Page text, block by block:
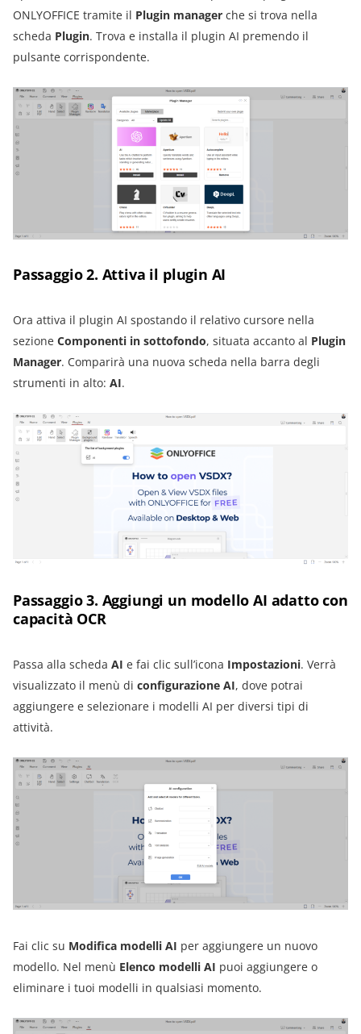
ONLYOFFICE tramite il Plugin manager che si trova nella
scheda Plugin. Trova e installa il plugin AI premendo il
pulsante corrispondente.
Passaggio 2. Attiva il plugin AI
Ora attiva il plugin AI spostando il relativo cursore nella
sezione Componenti in sottofondo, situata accanto al Plugin
Manager. Comparirà una nuova scheda nella barra degli
strumenti in alto: AI.
Passaggio 3. Aggiungi un modello AI adatto con
capacità OCR
Passa alla scheda AI e fai clic sull’icona Impostazioni. Verrà
visualizzato il menù di configurazione AI, dove potrai
aggiungere e selezionare i modelli AI per diversi tipi di
attività.
Fai clic su Modifica modelli AI per aggiungere un nuovo
modello. Nel menù Elenco modelli AI puoi aggiungere o
eliminare i tuoi modelli in qualsiasi momento.